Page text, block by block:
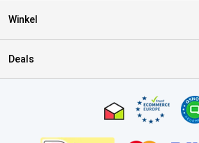
Winkel
Deals